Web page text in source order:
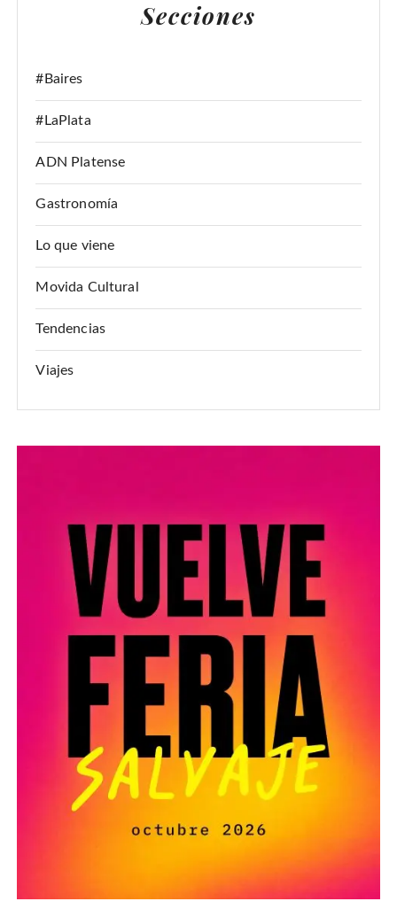
Secciones
#Baires
#LaPlata
ADN Platense
Gastronomía
Lo que viene
Movida Cultural
Tendencias
Viajes